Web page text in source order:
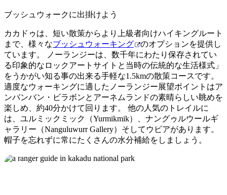
ブッシュウォークに出掛けよう
カカドゥは、短い散策からより上級者向けハイキングルート
まで、様々なブッシュウォーキング
のオプションを提供し
ています。 ノーランジーは、数千年にわたり保存されてい
る印象的なロックアートサイトと当時の伝統的な生活様式」
をうかがい知る事の出来る手軽な1.5kmの散策コースです。
適度なウォーキングに適したノーランジー展望ポイントはア
ンバンバン・ビラボンとアーネムランドの素晴らしい眺めを
楽しめ、約40分かけて回ります。 他の人気のトレイルに
は、ユルミックミック（Yurmikmik）、ナングゥルウールギ
ャラリー（Nanguluwurr Gallery）そしてウビアがあります。
帽子を忘れずに常にたくさんの水分補給をしましょう。